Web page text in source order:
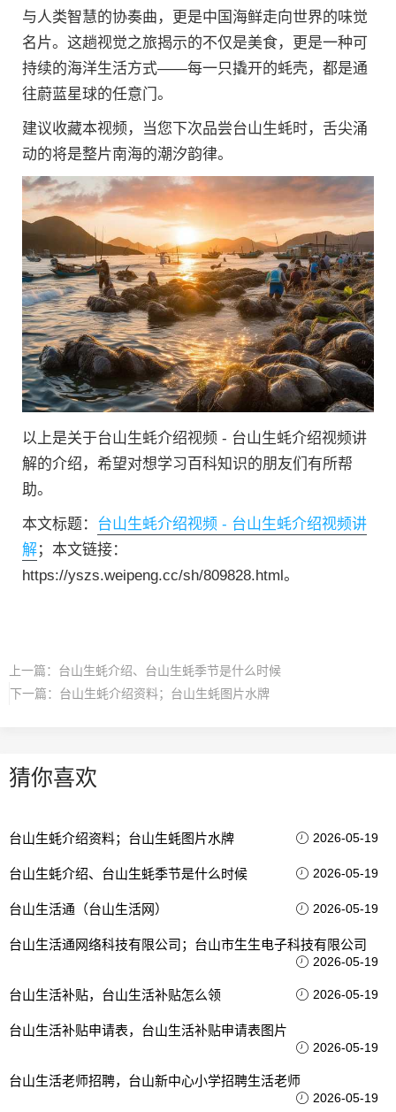
与人类智慧的协奏曲，更是中国海鲜走向世界的味觉
名片。这趟视觉之旅揭示的不仅是美食，更是一种可
持续的海洋生活方式——每一只撬开的蚝壳，都是通
往蔚蓝星球的任意门。
建议收藏本视频，当您下次品尝台山生蚝时，舌尖涌
动的将是整片南海的潮汐韵律。
以上是关于台山生蚝介绍视频 - 台山生蚝介绍视频讲
解的介绍，希望对想学习百科知识的朋友们有所帮
助。
本文标题： 台山生蚝介绍视频 - 台山生蚝介绍视频讲
解；本文链接：
https://yszs.weipeng.cc/sh/809828.html。
上一篇： 台山生蚝介绍、台山生蚝季节是什么时候
下一篇： 台山生蚝介绍资料；台山生蚝图片水牌
猜你喜欢
台山生蚝介绍资料；台山生蚝图片水牌 2026-05-19
台山生蚝介绍、台山生蚝季节是什么时候 2026-05-19
台山生活通（台山生活网） 2026-05-19
台山生活通网络科技有限公司；台山市生生电子科技有限公司
2026-05-19
台山生活补贴，台山生活补贴怎么领 2026-05-19
台山生活补贴申请表，台山生活补贴申请表图片
2026-05-19
台山生活老师招聘，台山新中心小学招聘生活老师
2026-05-19